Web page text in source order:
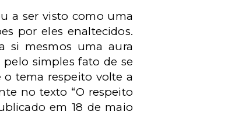
a ser visto como uma
por eles enaltecidos.
si mesmos uma aura
simples fato de se
tema respeito volte a
no texto “O respeito
em 18 de maio